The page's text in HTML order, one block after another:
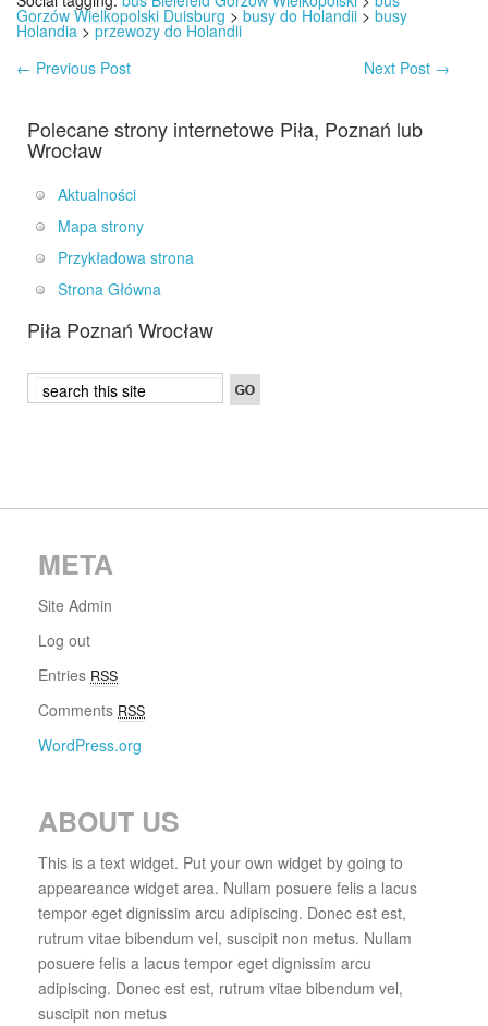
Gorzów Wielkopolski Duisburg > busy do Holandii > busy
Holandia > przewozy do Holandii
← Previous Post Next Post →
Polecane strony internetowe Piła, Poznań lub
Wrocław
Aktualności
Mapa strony
Przykładowa strona
Strona Główna
Piła Poznań Wrocław
META
Site Admin
Log out
Entries RSS
Comments RSS
WordPress.org
ABOUT US
This is a text widget. Put your own widget by going to
appeareance widget area. Nullam posuere felis a lacus
tempor eget dignissim arcu adipiscing. Donec est est,
rutrum vitae bibendum vel, suscipit non metus. Nullam
posuere felis a lacus tempor eget dignissim arcu
adipiscing. Donec est est, rutrum vitae bibendum vel,
suscipit non metus